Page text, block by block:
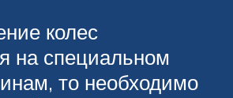
колес
на специальном
то необходимо